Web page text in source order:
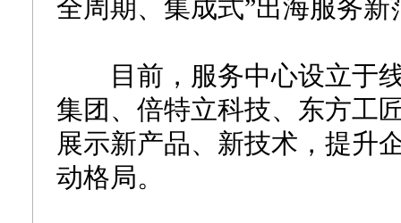
全周期、集成式”出海服务新
目前，服务中心设立于线
集团、倍特立科技、东方工
展示新产品、新技术，提升
动格局。